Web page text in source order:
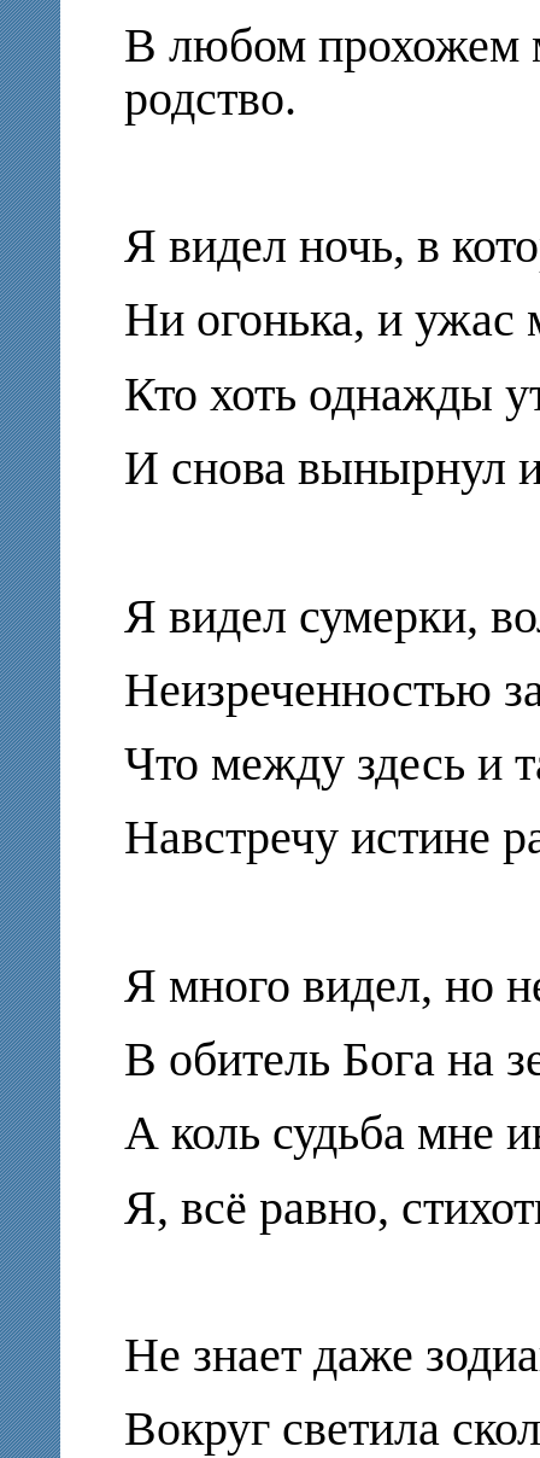
В любом прохожем
родство.
Я видел ночь, в
Ни огонька, и ужас
Кто хоть однажды
И снова вынырнул
Я видел сумерки,
Неизреченностью
Что между здесь и
Навстречу истине
Я много видел, но
В обитель Бога на
А коль судьба мне
Я, всё равно,
Не знает даже
Вокруг светила